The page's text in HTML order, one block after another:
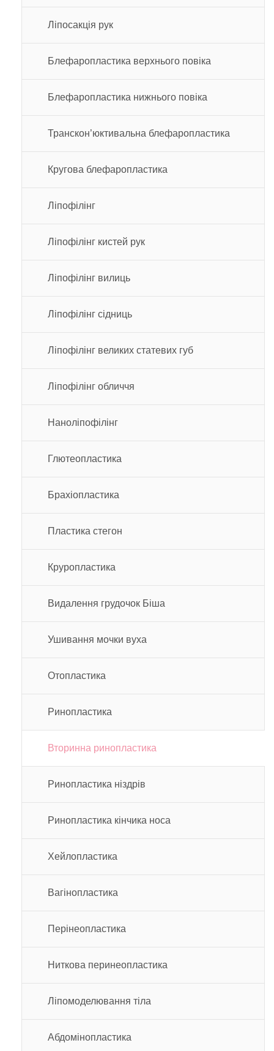
Ліпосакція рук
Блефаропластика верхнього повіка
Блефаропластика нижнього повіка
Транскон’юктивальна блефаропластика
Кругова блефаропластика
Ліпофілінг
Ліпофілінг кистей рук
Ліпофілінг вилиць
Ліпофілінг сідниць
Ліпофілінг великих статевих губ
Ліпофілінг обличчя
Наноліпофілінг
Глютеопластика
Брахіопластика
Пластика стегон
Круропластика
Видалення грудочок Біша
Ушивання мочки вуха
Отопластика
Ринопластика
Вторинна ринопластика
Ринопластика ніздрів
Ринопластика кінчика носа
Хейлопластика
Вагінопластика
Перінеопластика
Ниткова перинеопластика
Ліпомоделювання тіла
Абдомінопластика